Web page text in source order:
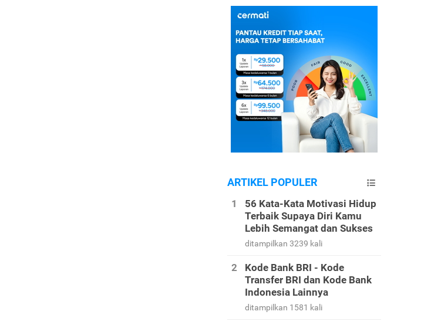
ARTIKEL POPULER
56 Kata-Kata Motivasi Hidup
Terbaik Supaya Diri Kamu
Lebih Semangat dan Sukses
ditampilkan 3239 kali
Kode Bank BRI - Kode
Transfer BRI dan Kode Bank
Indonesia Lainnya
ditampilkan 1581 kali